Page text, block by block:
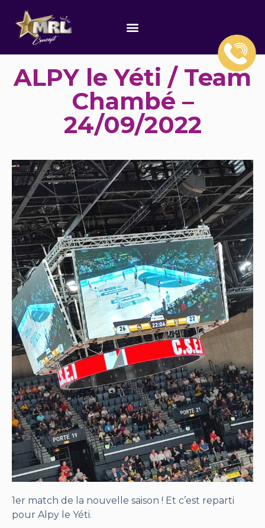
ALPY le Yéti / Team
Chambé –
24/09/2022
1er match de la nouvelle saison ! Et c’est reparti
pour Alpy le Yéti.